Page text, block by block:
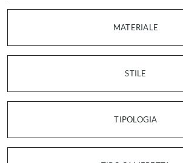
MATERIALE
STILE
TIPOLOGIA